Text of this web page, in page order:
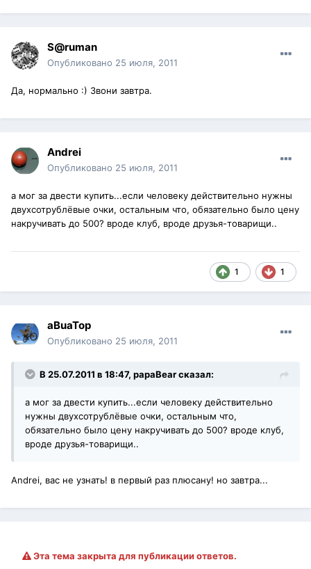
S@ruman
Опубликовано 25 июля, 2011
Да, нормально :) Звони завтра.
Andrei
Опубликовано 25 июля, 2011
а мог за двести купить...если человеку действительно нужны
двухсотрублёвые очки, остальным что, обязательно было цену
накручивать до 500? вроде клуб, вроде друзья-товарищи..
1 1
aBuaTop
Опубликовано 25 июля, 2011
В 25.07.2011 в 18:47, papaBear сказал:
а мог за двести купить...если человеку действительно
нужны двухсотрублёвые очки, остальным что,
обязательно было цену накручивать до 500? вроде клуб,
вроде друзья-товарищи..
Andrei, вас не узнать! в первый раз плюсану! но завтра...
Эта тема закрыта для публикации ответов.